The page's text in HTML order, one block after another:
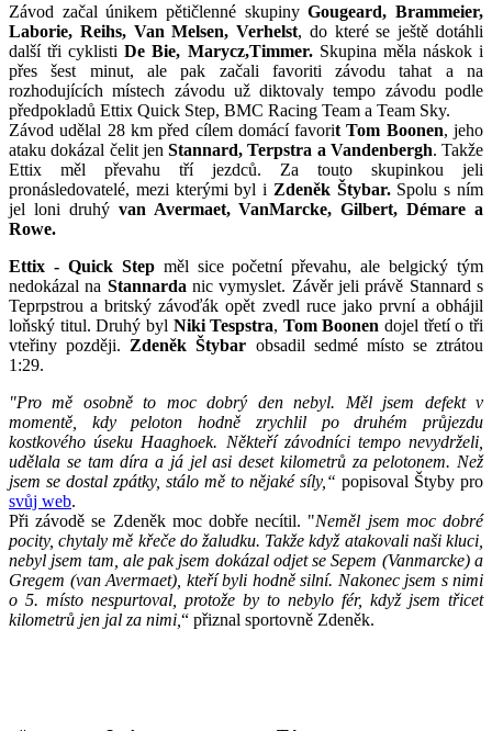
Závod začal únikem pětičlenné skupinyGougeard, Brammeier,
Laborie, Reihs, Van Melsen, Verhelst, do které se ještě dotáhli
další tři cyklisti De Bie, Marycz,Timmer.Skupina měla náskok i
přes šest minut, ale pak začali favoriti závodu tahat a na
rozhodujících místech závodu už diktovaly tempo závodu podle
předpokladů Ettix Quick Step, BMC Racing Team a Team Sky.
Závod udělal 28 km před cílem domácí favorit Tom Boonen, jeho
ataku dokázal čelit jen Stannard, Terpstra a Vandenbergh. Takže
Ettix měl převahu tří jezdců. Za touto skupinkou jeli
pronásledovatelé, mezi kterými byl i Zdeněk Štybar.Spolu s ním
jel loni druhý van Avermaet, VanMarcke, Gilbert, Démare a
Rowe.
Ettix - Quick Stepměl sice početní převahu, ale belgický tým
nedokázal na Stannarda nic vymyslet. Závěr jeli právě Stannard s
Teprpstrou a britský závoďák opět zvedl ruce jako první a obhájil
loňský titul. Druhý byl Niki Tespstra, Tom Boonen dojel třetí o tři
vteřiny později. Zdeněk Štybar obsadil sedmé místo se ztrátou
1:29.
"Pro mě osobně to moc dobrý den nebyl. Měl jsem defekt v
momentě, kdy peloton hodně zrychlil po druhém průjezdu
kostkového úseku Haaghoek. Někteří závodníci tempo nevydrželi,
udělala se tam díra a já jel asi deset kilometrů za pelotonem. Než
jsem se dostal zpátky, stálo mě to nějaké síly,“ popisoval Štyby pro
svůj web.
Při závodě se Zdeněk moc dobře necítil. "Neměl jsem moc dobré
pocity, chytaly mě křeče do žaludku. Takže když atakovali naši kluci,
nebyl jsem tam, ale pak jsem dokázal odjet se Sepem (Vanmarcke) a
Gregem (van Avermaet), kteří byli hodně silní. Nakonec jsem s nimi
o 5. místo nespurtoval, protože by to nebylo fér, když jsem třicet
kilometrů jen jal za nimi, “ přiznal sportovně Zdeněk.